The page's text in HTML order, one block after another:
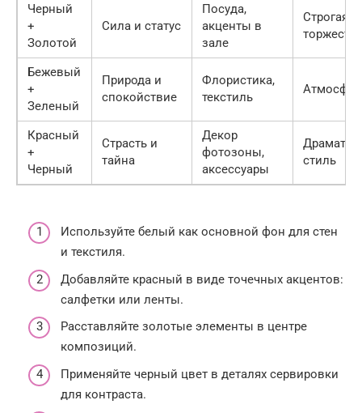
Черный
+
Золотой
Сила и статус
Посуда,
акценты в
зале
Строгая
Бежевый
+
Зеленый
Природа и
спокойствие
Флористика,
текстиль
Красный
+
Черный
Страсть и
тайна
Декор
фотозоны,
аксессуары
стиль
Используйте белый как основной фон для стен
и текстиля.
Добавляйте красный в виде точечных акцентов:
салфетки или ленты.
Расставляйте золотые элементы в центре
композиций.
Применяйте черный цвет в деталях сервировки
для контраста.